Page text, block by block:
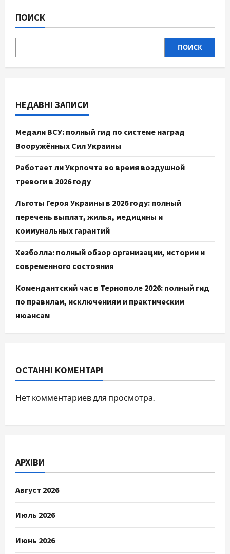
ПОИСК
ПОИСК
НЕДАВНІ ЗАПИСИ
Медали ВСУ: полный гид по системе наград
Вооружённых Сил Украины
Работает ли Укрпочта во время воздушной
тревоги в 2026 году
Льготы Героя Украины в 2026 году: полный
перечень выплат, жилья, медицины и
коммунальных гарантий
Хезболла: полный обзор организации, истории и
современного состояния
Комендантский час в Тернополе 2026: полный гид
по правилам, исключениям и практическим
нюансам
ОСТАННІ КОМЕНТАРІ
Нет комментариев для просмотра.
АРХІВИ
Август 2026
Июль 2026
Июнь 2026